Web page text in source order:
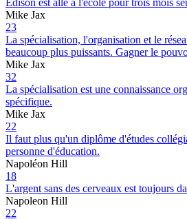
Mike Jax
23
La spécialisation, l'organisation et le
beaucoup plus puissants. Gagner le
Mike Jax
32
La spécialisation est une connaissance
spécifique.
Mike Jax
22
Il faut plus qu'un diplôme d'études
personne d'éducation.
Napoléon Hill
18
L'argent sans des cerveaux est toujours
Napoleon Hill
22